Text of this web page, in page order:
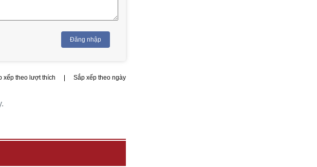
Đăng nhập
xếp theo lượt thích Sắp xếp theo ngày